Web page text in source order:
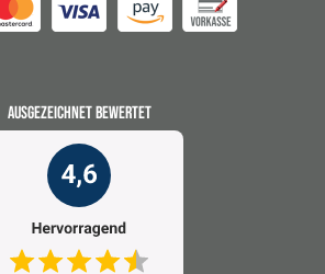
AUSGEZEICHNET BEWERTET